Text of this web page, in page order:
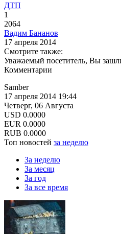
ДТП
1
2064
Вадим Бананов
17 апреля 2014
Смотрите также:
Уважаемый посетитель, Вы
Комментарии
Samber
17 апреля 2014 19:44
Четверг, 06 Августа
USD 0.0000
EUR 0.0000
RUB 0.0000
Топ новостей за неделю
За неделю
За месяц
За год
За все время